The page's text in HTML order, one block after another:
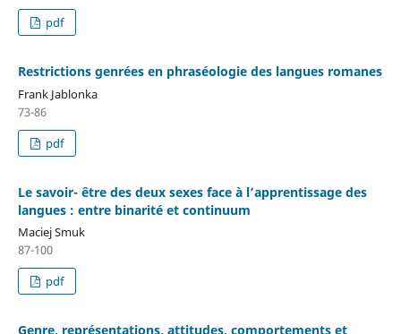
pdf
Restrictions genrées en phraséologie des langues romanes
Frank Jablonka
73-86
pdf
Le savoir- être des deux sexes face à l’apprentissage des
langues : entre binarité et continuum
Maciej Smuk
87-100
pdf
Genre, représentations, attitudes, comportements et